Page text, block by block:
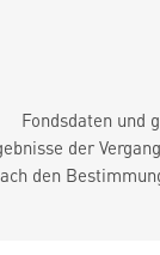
Fondsdaten und
der
den